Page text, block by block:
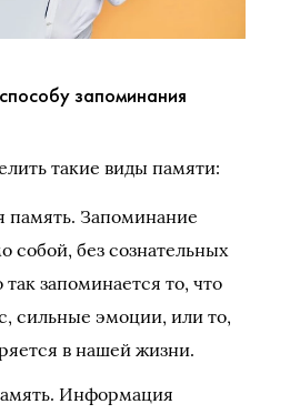
запоминания
такие виды памяти:
память. Запоминание
собой, без сознательных
запоминается то, что
сильные эмоции, или то,
в нашей жизни.
Информация